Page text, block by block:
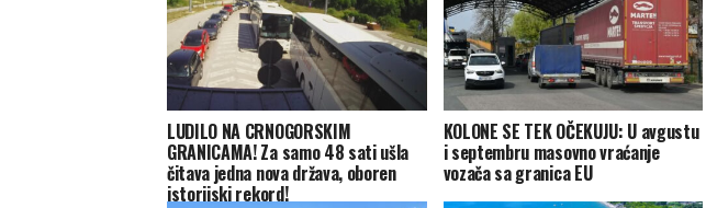
LUDILO NA CRNOGORSKIM
GRANICAMA! Za samo 48 sati ušla
čitava jedna nova država, oboren
istorijski rekord!
KOLONE SE TEK OČEKUJU: U avgustu
i septembru masovno vraćanje
vozača sa granica EU